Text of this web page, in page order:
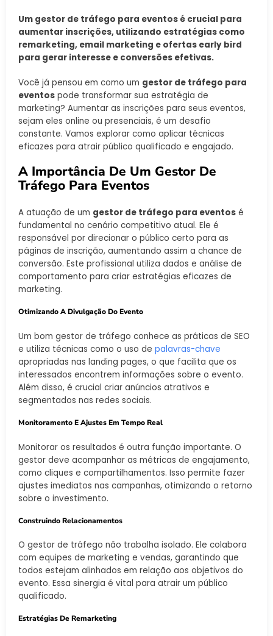
Um gestor de tráfego para eventos é crucial para
aumentar inscrições, utilizando estratégias como
remarketing, email marketing e ofertas early bird
para gerar interesse e conversões efetivas.
Você já pensou em como um gestor de tráfego para
eventos pode transformar sua estratégia de
marketing? Aumentar as inscrições para seus eventos,
sejam eles online ou presenciais, é um desafio
constante. Vamos explorar como aplicar técnicas
eficazes para atrair público qualificado e engajado.
A Importância De Um Gestor De
Tráfego Para Eventos
A atuação de um gestor de tráfego para eventos é
fundamental no cenário competitivo atual. Ele é
responsável por direcionar o público certo para as
páginas de inscrição, aumentando assim a chance de
conversão. Este profissional utiliza dados e análise de
comportamento para criar estratégias eficazes de
marketing.
Otimizando A Divulgação Do Evento
Um bom gestor de tráfego conhece as práticas de SEO
e utiliza técnicas como o uso de palavras-chave
apropriadas nas landing pages, o que facilita que os
interessados encontrem informações sobre o evento.
Além disso, é crucial criar anúncios atrativos e
segmentados nas redes sociais.
Monitoramento E Ajustes Em Tempo Real
Monitorar os resultados é outra função importante. O
gestor deve acompanhar as métricas de engajamento,
como cliques e compartilhamentos. Isso permite fazer
ajustes imediatos nas campanhas, otimizando o retorno
sobre o investimento.
Construindo Relacionamentos
O gestor de tráfego não trabalha isolado. Ele colabora
com equipes de marketing e vendas, garantindo que
todos estejam alinhados em relação aos objetivos do
evento. Essa sinergia é vital para atrair um público
qualificado.
Estratégias De Remarketing